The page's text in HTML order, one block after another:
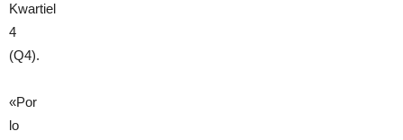
Kwartiel
4
(Q4).
«Por
lo